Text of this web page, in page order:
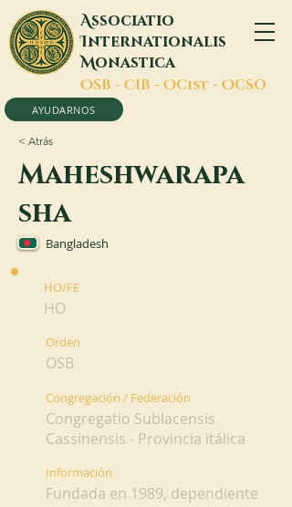
Associatio
Internationalis
Monastica
OSB - CIB - OCist - OCSO
AYUDARNOS
< Atrás
Maheshwarapa
sha
Bangladesh
HO/FE
HO
Orden
OSB
Congregación / Federación
Congregatio Sublacensis
Cassinensis - Provincia itálica
Información
Fundada en 1989, dependiente